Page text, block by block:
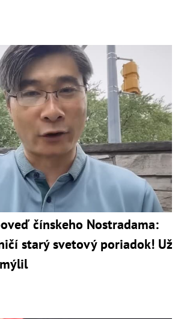
čínskeho Nostradama:
starý svetový poriadok! Už